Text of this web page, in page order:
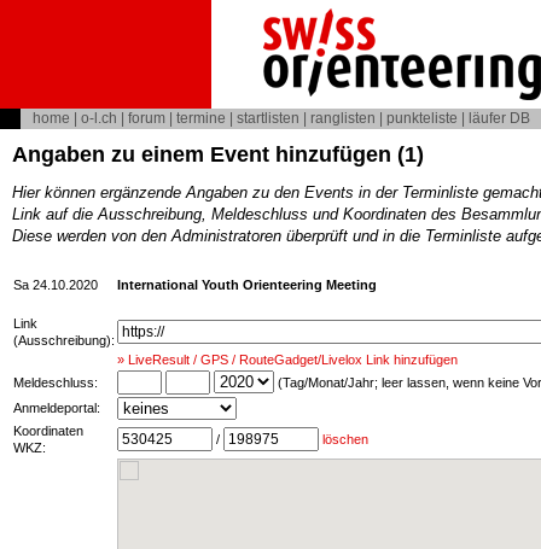
home o-l.ch forum termine startlisten ranglisten punkteliste läufer DB
Angaben zu einem Event hinzufügen (1)
Hier können ergänzende Angaben zu den Events in der Terminliste
Link auf die Ausschreibung, Meldeschluss und Koordinaten des
Diese werden von den Administratoren überprüft und in die Terminliste
Sa 24.10.2020 International Youth Orienteering Meeting
Link
(Ausschreibung):
» LiveResult / GPS / RouteGadget/Livelox Link hinzufügen
Meldeschluss:
(Tag/Monat/Jahr; leer lassen, wenn keine
Anmeldeportal:
Koordinaten
WKZ:
/ löschen